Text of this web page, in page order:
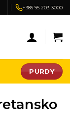
+385 95 203 3000
PURDY